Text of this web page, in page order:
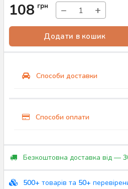
108 грн − +
Додати в кошик
Способи доставки
Способи оплати
Безкоштовна доставка від —
500+ товарів та 50+